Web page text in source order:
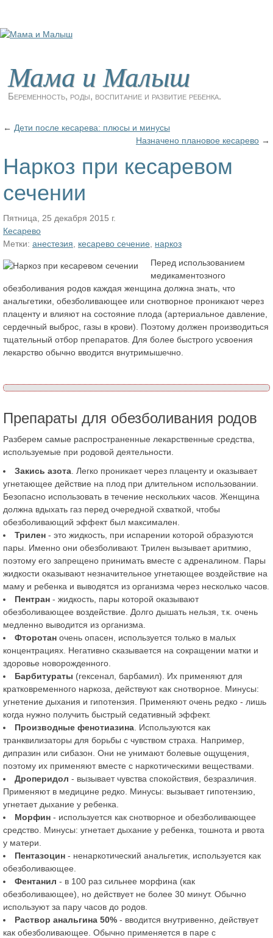
Мама и Малыш
Беременность, роды, воспитание и развитие ребенка.
← Дети после кесарева: плюсы и минусы
Назначено плановое кесарево →
Наркоз при кесаревом
сечении
Пятница, 25 декабря 2015 г.
Кесарево
Метки: анестезия кесарево сечение
наркоз
Перед использованием
медикаментозного
обезболивания родов каждая женщина должна знать, что
анальгетики, обезболивающее или снотворное проникают через
плаценту и влияют на состояние плода (артериальное давление,
сердечный выброс, газы в крови). Поэтому должен производиться
тщательный отбор препаратов. Для более быстрого усвоения
лекарство обычно вводится внутримышечно.
Препараты для обезболивания родов
Разберем самые распространенные лекарственные средства,
используемые при родовой деятельности.
Закись азота . Легко проникает через плаценту и оказывает
угнетающее действие на плод при длительном использовании.
Безопасно использовать в течение нескольких часов. Женщина
должна вдыхать газ перед очередной схваткой, чтобы
обезболивающий эффект был максимален.
Трилен - это жидкость, при испарении которой образуются
пары. Именно они обезболивают. Трилен вызывает аритмию,
поэтому его запрещено принимать вместе с адреналином. Пары
жидкости оказывают незначительное угнетающее воздействие на
маму и ребенка и выводятся из организма через несколько часов.
Пентран - жидкость, пары которой оказывают
обезболивающее воздействие. Долго дышать нельзя, т.к. очень
медленно выводится из организма.
Фторотан очень опасен, используется только в малых
концентрациях. Негативно сказывается на сокращении матки и
здоровье новорожденного.
Барбитураты (гексенал, барбамил). Их применяют для
кратковременного наркоза, действуют как снотворное. Минусы:
угнетение дыхания и гипотензия. Применяют очень редко - лишь
когда нужно получить быстрый седативный эффект.
Производные фенотиазина . Используются как
транквилизаторы для борьбы с чувством страха. Например,
дипразин или сибазон. Они не унимают болевые ощущения,
поэтому их применяют вместе с наркотическими веществами.
Дроперидол - вызывает чувства спокойствия, безразличия.
Применяют в медицине редко. Минусы: вызывает гипотензию,
угнетает дыхание у ребенка.
Морфин - используется как снотворное и обезболивающее
средство. Минусы: угнетает дыхание у ребенка, тошнота и рвота
у матери.
Пентазоцин - ненаркотический анальгетик, используется как
обезболивающее.
Фентанил - в 100 раз сильнее морфина (как
обезболивающее), но действует не более 30 минут. Обычно
используют за пару часов до родов.
Раствор анальгина 50% - вводится внутривенно, действует
как обезболивающее. Обычно применяется в паре с